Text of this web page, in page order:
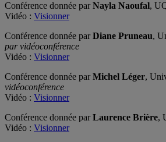
Conférence donnée parNayla Naoufal,
Vidéo : Visionner
Conférence donnée parDiane Pruneau,
par vidéoconférence
Vidéo : Visionner
Conférence donnée parMichel Léger,
vidéoconférence
Vidéo : Visionner
Conférence donnée parLaurence Brière,
Vidéo : Visionner